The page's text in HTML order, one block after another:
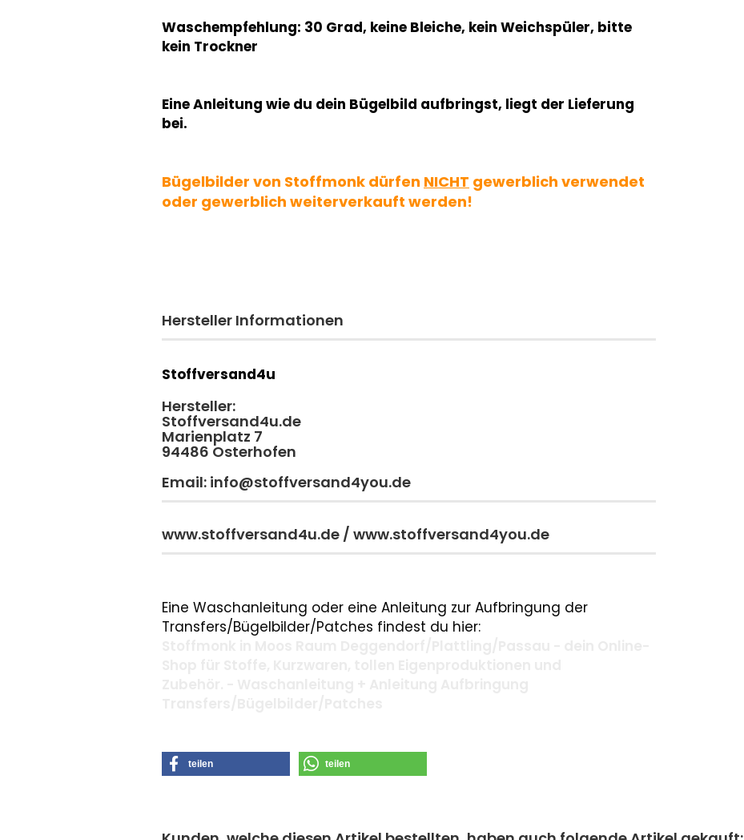
Waschempfehlung: 30 Grad, keine Bleiche, kein Weichspüler, bitte
kein Trockner
Eine Anleitung wie du dein Bügelbild aufbringst, liegt der Lieferung
bei.
Bügelbilder von Stoffmonk dürfen NICHT gewerblich verwendet
oder gewerblich weiterverkauft werden!
Hersteller Informationen
Stoffversand4u
Hersteller:
Stoffversand4u.de
Marienplatz 7
94486 Osterhofen
Email: info@stoffversand4you.de
www.stoffversand4u.de / www.stoffversand4you.de
Eine Waschanleitung oder eine Anleitung zur Aufbringung der
Transfers/Bügelbilder/Patches findest du hier:
teilen teilen